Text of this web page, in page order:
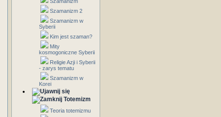
Szamanizm 2
Szamanizm w
Syberii
Kim jest szaman?
Mity
kosmogoniczne Syberii
Religie Azji i Syberii
- zarys tematu
Szamanizm w
Korei
Totemizm
Teoria totemizmu